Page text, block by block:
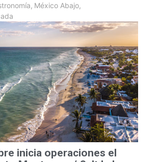
, México Abajo,
inicia operaciones el